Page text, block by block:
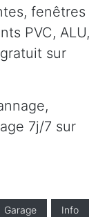
fenêtres
PVC, ALU,
sur
7j/7 sur
Garage Info